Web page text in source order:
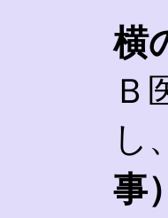
横
Ｂ
し
事